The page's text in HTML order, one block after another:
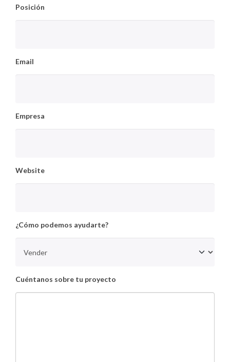
Posición
Email
Empresa
Website
¿Cómo podemos ayudarte?
Cuéntanos sobre tu proyecto